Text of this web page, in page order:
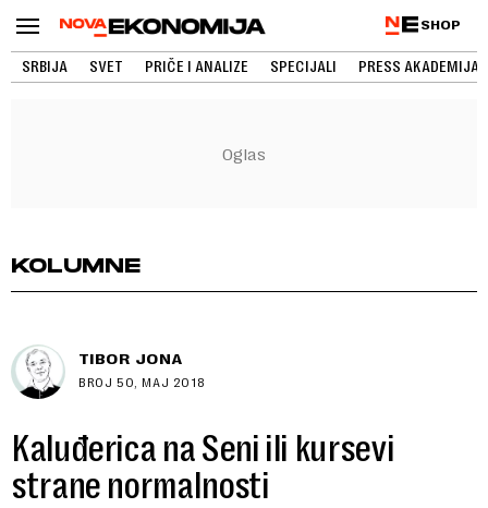
SHOP
SRBIJA SVET PRIČE I ANALIZE SPECIJALI PRESS AKADEMIJA
KOLUMNE
TIBOR JONA
BROJ 50, MAJ 2018
Kaluđerica na Seni ili kursevi
strane normalnosti